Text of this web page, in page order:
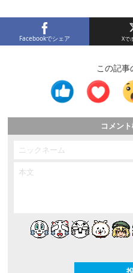
Facebookでシェア
この記事
コメン